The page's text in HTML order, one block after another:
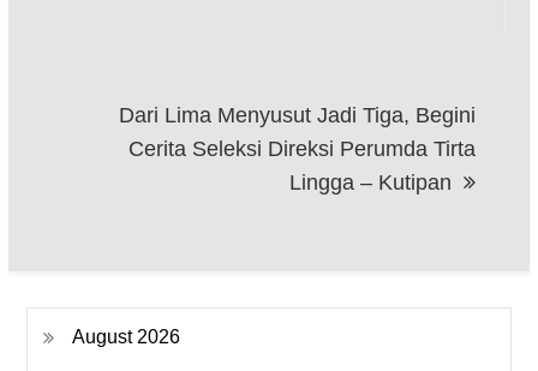
Dari Lima Menyusut Jadi Tiga, Begini
Cerita Seleksi Direksi Perumda Tirta
Lingga – Kutipan
August 2026